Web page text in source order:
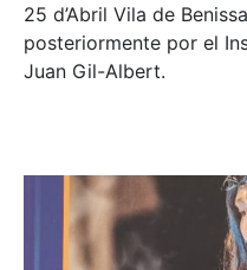
25 d’Abril Vila de Benissa
posteriormente por el
Juan Gil-Albert.